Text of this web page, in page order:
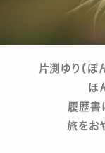
片渕ゆり（ぽ
ほ
履歴書
旅をお